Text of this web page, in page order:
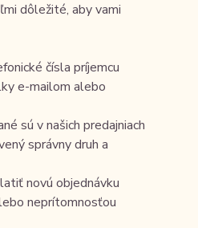
dôležité, aby vami
čísla príjemcu
e-mailom alebo
sú v našich predajniach
správny druh a
novú objednávku
neprítomnosťou